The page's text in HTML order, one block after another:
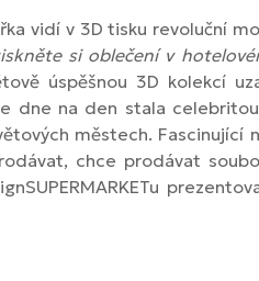
vidí v 3D tisku revoluční
si oblečení v
úspěšnou 3D kolekcí
dne na den stala
městech.
chce prodávat